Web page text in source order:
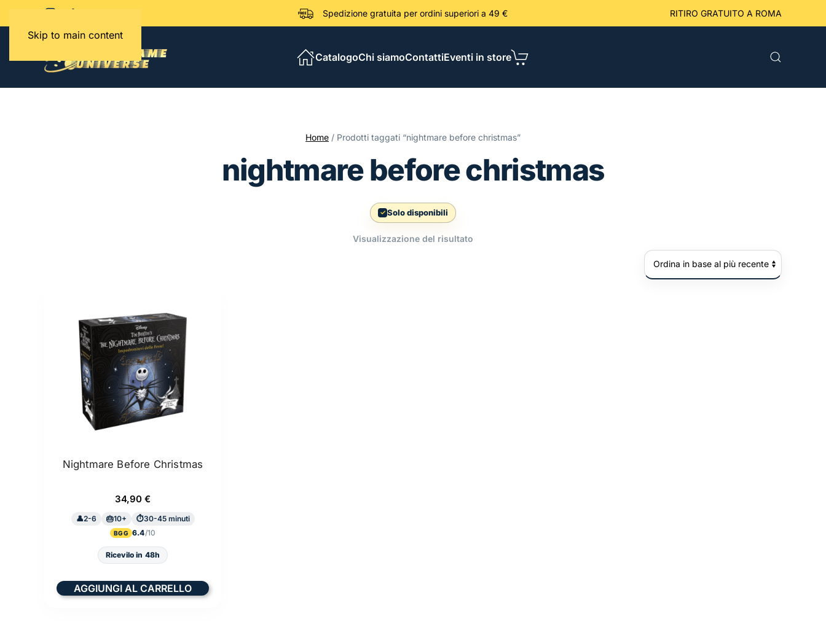
Skip to main content
Spedizione gratuita per ordini superiori a 49 € RITIRO GRATUITO A ROMA
CatalogoChi siamoContattiEventi in store
Home / Prodotti taggati “nightmare before christmas”
nightmare before christmas
Solo disponibili
Visualizzazione del risultato
Nightmare Before Christmas
34,90 €
2-6 10+ 30-45 minuti
BGG 6.4
Ricevilo in 48h
AGGIUNGI AL CARRELLO